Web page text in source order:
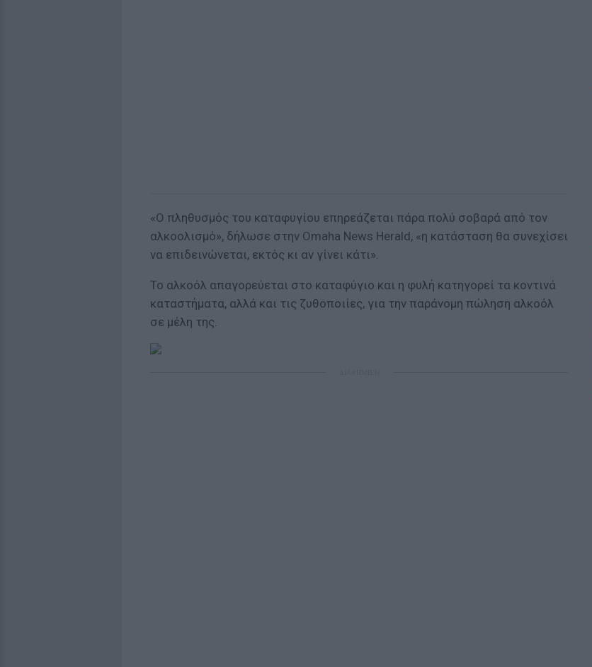
«Ο πληθυσμός του καταφυγίου επηρεάζεται πάρα πολύ σοβαρά από τον
αλκοολισμό», δήλωσε στην Omaha News Herald, «η κατάσταση θα συνεχίσει
να επιδεινώνεται, εκτός κι αν γίνει κάτι».
Το αλκοόλ απαγορεύεται στο καταφύγιο και η φυλή κατηγορεί τα κοντινά
καταστήματα, αλλά και τις ζυθοποιίες, για την παράνομη πώληση αλκοόλ
σε μέλη της.